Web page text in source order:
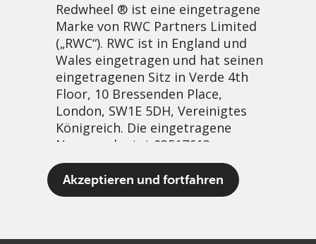
Redwheel ® ist eine eingetragene
Marke von RWC Partners Limited
(„RWC“). RWC ist in England und
Wales eingetragen und hat seinen
eingetragenen Sitz in Verde 4th
Floor, 10 Bressenden Place,
London, SW1E 5DH, Vereinigtes
Königreich. Die eingetragene
Nummer lautet 03517613.
Akzeptieren und fortfahren
Final thoughts from COP27
30 Januar, 2023 | 8:03am